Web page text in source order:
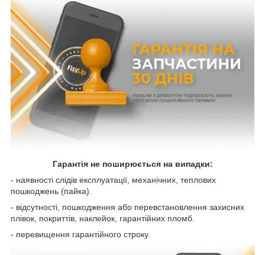
Гарантія не поширюється на випадки:
- наявності слідів експлуатації, механічних, теплових
пошкоджень (пайка).
- відсутності, пошкодження або перевстановлення захисних
плівок, покриттів, наклейок, гарантійних пломб.
- перевищення гарантійного строку.